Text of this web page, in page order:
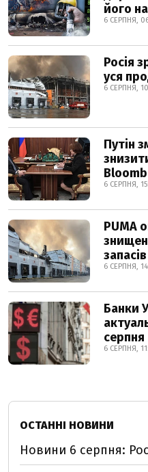
його
6 СЕРПНЯ,
Росія
уся
6 СЕРПНЯ,
Путін
6 СЕРПНЯ,
PUMA
запасів
6 СЕРПНЯ,
Банки
серпня
6 СЕРПНЯ,
ОСТАННІ НОВИНИ
Новини 6 серпня: